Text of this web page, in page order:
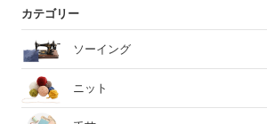
カテゴリー
ソーイング
ニット